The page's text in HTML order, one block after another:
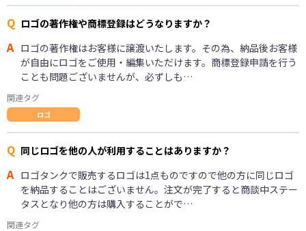
Q ロゴの著作権や商標登録はどうなりますか？
A ロゴの著作権はお客様に譲渡いたします。その為、納品後お客様
が自由にロゴをご使用・編集いただけます。商標登録申請を行う
ことも問題ございませんが、必ずしも…
関連タグ
ロゴ
Q 同じロゴを他の人が利用することはありますか？
A ロゴタンクで販売するロゴは1点ものですので他の方に同じロゴ
を納品することはございません。注文が完了すると商談中ステー
タスとなり他の方は購入することがで…
関連タグ